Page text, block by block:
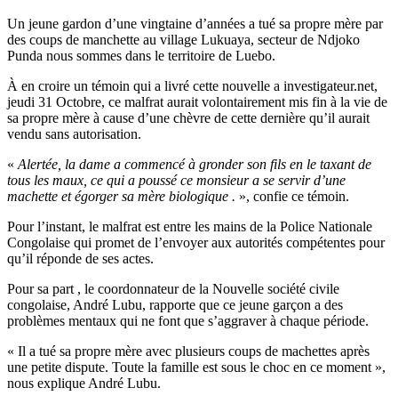
time
Un jeune gardon d’une vingtaine d’années a tué sa propre mère par
des coups de manchette au village Lukuaya, secteur de Ndjoko
Punda nous sommes dans le territoire de Luebo.
À en croire un témoin qui a livré cette nouvelle a investigateur.net,
jeudi 31 Octobre, ce malfrat aurait volontairement mis fin à la vie de
sa propre mère à cause d’une chèvre de cette dernière qu’il aurait
vendu sans autorisation.
« Alertée, la dame a commencé à gronder son fils en le taxant de
tous les maux, ce qui a poussé ce monsieur a se servir d’une
machette et égorger sa mère biologique . », confie ce témoin.
Pour l’instant, le malfrat est entre les mains de la Police Nationale
Congolaise qui promet de l’envoyer aux autorités compétentes pour
qu’il réponde de ses actes.
Pour sa part , le coordonnateur de la Nouvelle société civile
congolaise, André Lubu, rapporte que ce jeune garçon a des
problèmes mentaux qui ne font que s’aggraver à chaque période.
« Il a tué sa propre mère avec plusieurs coups de machettes après
une petite dispute. Toute la famille est sous le choc en ce moment »,
nous explique André Lubu.